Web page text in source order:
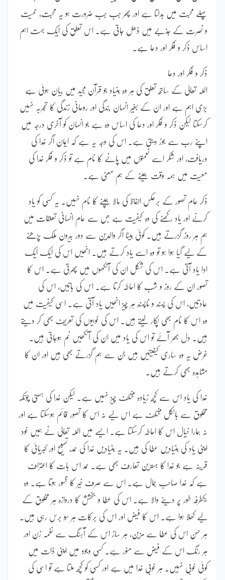
پہلے محبت میں بدلتا ہے اور پھر جب جب ضرورت ہو یہ محبت، حمیت
و نصرت کے جذبے میں ڈھل جاتی ہے۔ اس تعلق کی ایک بہت اہم
اساس ذکر و فکر اور دعا ہے۔
ذکر و فکر اور دعا
اللہ تعالیٰ کے ساتھ تعلق کی ہر وہ بنیاد جو قرآن مجید میں بیان ہوئی ہے
بڑی اہم ہے اور ان کے بغیر انسان بندگی اور روحانی زندگی کا تجربہ نہیں
کرسکتا لیکن ذکر و فکر اور دعا کی اساس وہ ہے جو انسان کو آخری درجہ میں
اپنے رب سے جوڑ دیتی ہے۔ اس کی وجہ یہ ہے کہ ایمان اگر خدا کی
دریافت، اور شکر اسے نعمتوں میں پانے کا نام ہے تو ذکر و فکر خدا کی
معیت میں ہمہ وقت جینے کے ہم معنی ہے۔
ذکر عام تصور کے برعکس الفاظ کی مالا جپنے کا نام نہیں۔ یہ کسی کو یاد
کرنے اور یاد رکھنے کی وہ کیفیت ہے جس سے عام انسانی تعلقات میں
ہم ہر روز گزرتے ہیں۔ کوئی بیٹا اگر والدین سے دور بیرون ملک پڑھنے
کے لیے گیا ہوا ہو تو وہ اسے یاد کرتے ہیں۔ انھیں اس کی ایک ایک
ادا یاد آتی ہے۔ اس کی شکل ان کی آنکھوں میں پھرتی ہے۔ اس کا
تصور ان کے روز و شب کا احاطہ کرتا ہے۔ اس کی باتیں، اس کی
عادتیں، اس کی پسند و ناپسند ہر چیز انھیں یاد آتی ہے۔ اسی کیفیت میں
وہ اس کا نام بھی پکار لیتے ہیں۔ اس کی خوبیوں کی تعریف بھی کر دیتے
ہیں۔ دل بھر آئے تو اس کی یاد میں ان کی آنکھیں نم ہوجاتی ہیں۔
غرض یہ وہ ساری کیفیتیں ہیں جن سے ہم گزرتے بھی ہیں اور ان کا
مشاہدہ بھی کرتے ہیں۔
خدا کی یاد اس سے کچھ زیادہ مختلف چیز نہیں ہے۔ لیکن خدا کی ہستی چونکہ
مخلوق سے بالکل مختلف ہے اس لیے نہ اس کا تصور قائم ہوسکتا ہے اور
نہ ہمارا خیال اس کا احاطہ کرسکتا ہے۔ ایسے میں اللہ تعالیٰ نے ہمیں خود
اپنی یاد کی بنیادیں عطا کی ہیں۔ یہ بنیادیں خدا کی حمد، تسبیح اور کبریائی کا
قرینہ ہے جو خدا کا بہترین تعارف بھی ہے۔ حمد اس بات کا اعتراف
ہے کہ خدا صاحب جمال ہے۔ اس سے صرف خیر کا ظہور ہوتا ہے۔ وہ
یکطرفہ طور پر دینے والا ہے۔ اس کی عطا و بخشش کا دروازہ ہر مخلوق کے
لیے کھلا ہوا ہے۔ اس کا فیض اور اس کی برکات ہر سُو برس رہی ہیں۔
ہر حسن اس کی عطا سے مزین، ہر ساز اس کے آہنگ سے نغمہ زن اور
ہر رنگ اس کے فیض سے منور ہے۔ کسی وجود میں اپنی ذات میں
کوئی خوبی نہیں۔ ہر خوبی خدا میں ہے اور کسی کو کچھ ملتا ہے تو اسی کی